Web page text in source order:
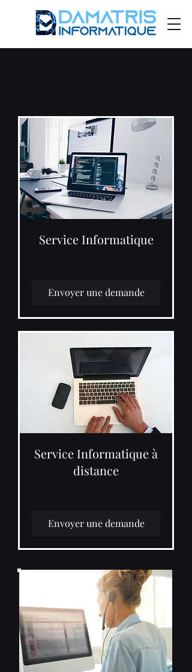
Service Informatique
Envoyer une demande
Service Informatique à
distance
Envoyer une demande